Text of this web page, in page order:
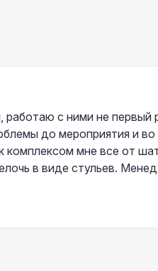
работаю с ними не первый
до мероприятия и во
комплексом мне все от
в виде стульев.
честный всегда подскажут
Очень люблю